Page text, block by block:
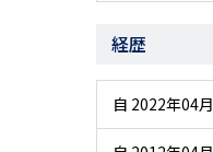
経歴
自 2022年04月